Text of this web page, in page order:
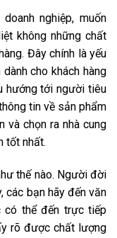
nghiệp, muốn
không những chất
Đây chính là yếu
cho khách hàng
hướng tới người tiêu
tin về sản phẩm
và chọn ra nhà cung
tốt nhất.
thế nào. Người đời
các bạn hãy đến văn
có thể đến trực tiếp
rõ được chất lượng